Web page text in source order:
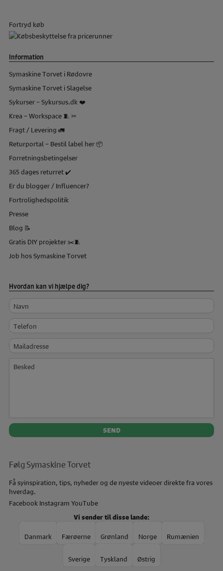
Fortryd køb
Information
Symaskine Torvet i Rødovre
Symaskine Torvet i Slagelse
Sykurser – Sykursus.dk ❤️
Krea – Workspace 🧵 ✂
Fragt / Levering 🚛
Returportal – Bestil label her 📦
Forretningsbetingelser
365 dages returret ✔️
Er du blogger / Influencer?
Fortrolighedspolitik
Presse
Blog 📝
Gratis DIY projekter ✂️🧵
Job hos Symaskine Torvet
Hvordan kan vi hjælpe dig?
Navn
Telefon
Mailadresse
Besked
Følg Symaskine Torvet
Få syinspiration, tips, nyheder og de nyeste videoer direkte fra vores
hverdag.
Facebook Instagram YouTube
Vi sender til disse lande:
Danmark Færøerne Grønland Norge Rumænien
Sverige Tyskland Østrig